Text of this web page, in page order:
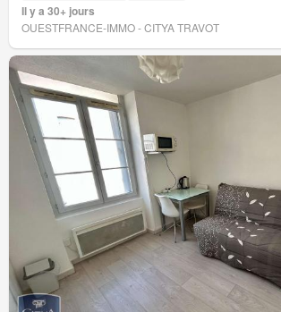
Il y a 30+ jours
OUESTFRANCE-IMMO - CITYA TRAVOT